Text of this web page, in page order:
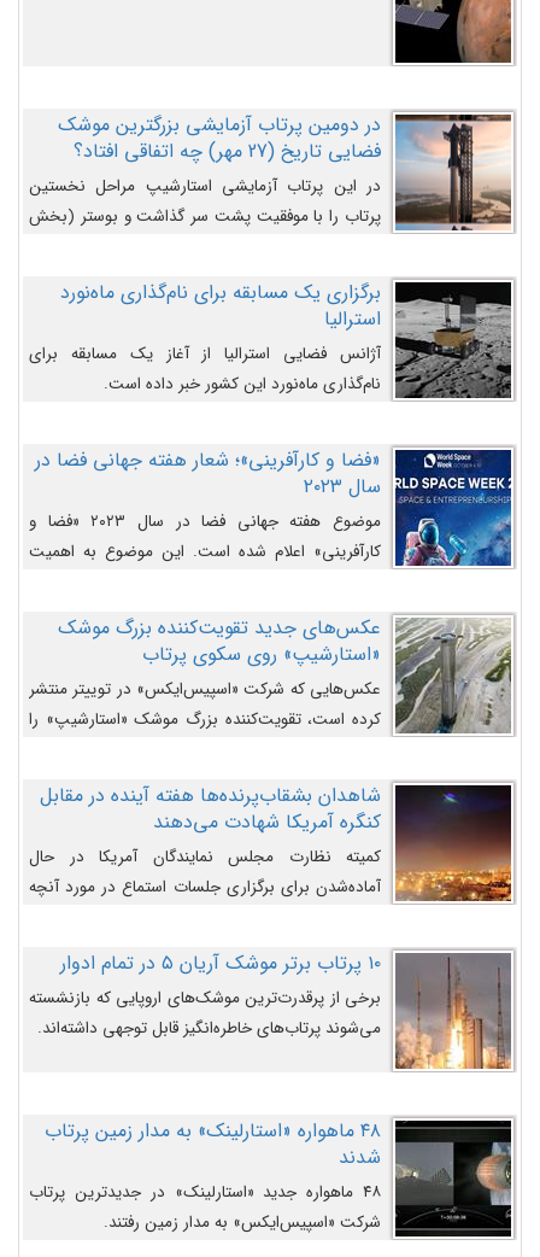
در دومین پرتاب آزمایشی بزرگترین موشک
فضایی تاریخ (27 مهر‌) چه اتفاقی افتاد؟
در این پرتاب آزمایشی استارشیپ مراحل نخستین
پرتاب را با موفقیت پشت سر گذاشت و بوستر (بخش
را وارد مسیر از پیش تعیین‌شده کند و سپس با یک
مکانیزم جدید با موفقیت از آن جدا شود. ‌
برگزاری یک مسابقه برای نام‌گذاری ماه‌نورد
استرالیا
آژانس فضایی استرالیا از آغاز یک مسابقه برای
نام‌گذاری ماه‌نورد این کشور خبر داده است.
«فضا و کارآفرینی»؛ شعار هفته جهانی فضا در
سال ۲۰۲۳
موضوع هفته جهانی فضا در سال ۲۰۲۳ «فضا و
کارآفرینی» اعلام شده است. این موضوع به اهمیت
روزافزون کارآفرینی در حوزه فضایی و مزایای جدیدی که
کارآفرینان این حوزه ایجاد می‌کنند، می‌پردازد.
عکس‌های جدید تقویت‌کننده بزرگ موشک
«استارشیپ» روی سکوی پرتاب
عکس‌هایی که شرکت «اسپیس‌ایکس» در توییتر منتشر
کرده است، تقویت‌کننده بزرگ موشک «استارشیپ» را
شاهدان بشقاب‌پرنده‌ها هفته آینده در مقابل
کنگره آمریکا شهادت می‌دهند
کمیته نظارت مجلس نمایندگان آمریکا در حال
آماده‌شدن برای برگزاری جلسات استماع در مورد آنچه
می‌دانند، است و قرار است افشاگران یوفوها هفته آینده
در مقابل آنها شهادت دهند.۱۰ پرتاب برتر موشک آریان ۵ در تمام ادوار
برخی از پرقدرت‌ترین موشک‌های اروپایی که بازنشسته
می‌شوند پرتاب‌های خاطره‌انگیز قابل توجهی داشته‌اند.
۴۸ ماهواره «استارلینک» به مدار زمین پرتاب
شدند
۴۸ ماهواره جدید «استارلینک» در جدیدترین پرتاب
شرکت «اسپیس‌ایکس» به مدار زمین رفتند.